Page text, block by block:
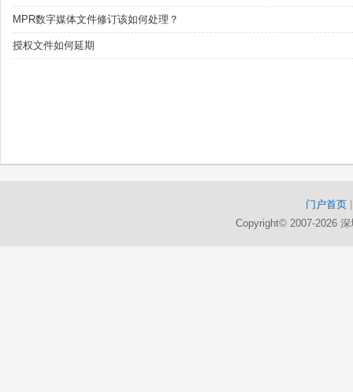
MPR数字媒体文件修订该如何处理？
授权文件如何延期
门户首页
Copyright© 2007-2026